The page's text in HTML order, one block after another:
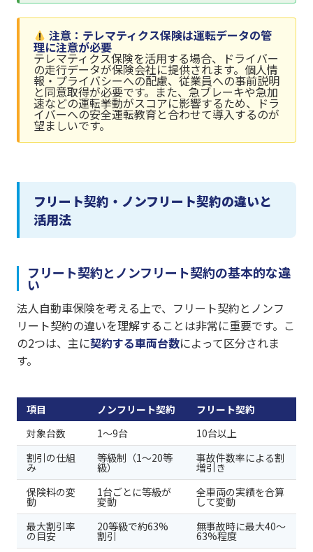
注意：テレマティクス保険は運転データの管
理に注意が必要
テレマティクス保険を活用する場合、ドライバー
の走行データが保険会社に提供されます。個人情
報・プライバシーへの配慮、従業員への事前説明
と同意取得が必要です。また、急ブレーキや急加
速などの運転挙動がスコアに影響するため、ドラ
イバーへの安全運転教育と合わせて導入するのが
望ましいです。
フリート契約・ノンフリート契約の違いと
活用法
フリート契約とノンフリート契約の基本的な違
い
法人自動車保険を考える上で、フリート契約とノンフ
リート契約の違いを理解することは非常に重要です。こ
の2つは、主に契約する車両台数によって区分されま
す。
項目 ノンフリート契約
フリート契約
対象台数
1〜9台
10台以上
割引の仕組
み
等級制（1〜20等
級）
事故件数率による割
増引き
保険料の変
動
1台ごとに等級が
変動
全車両の実績を合算
して変動
最大割引率
の目安
20等級で約63%
割引
無事故時に最大40〜
63%程度